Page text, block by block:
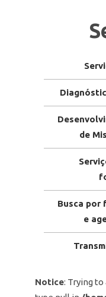
de
Busca por
e
Notice: Trying